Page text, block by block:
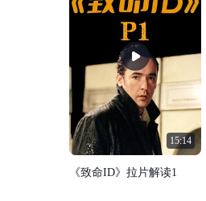
15:14
《致命ID》 拉 片解读1